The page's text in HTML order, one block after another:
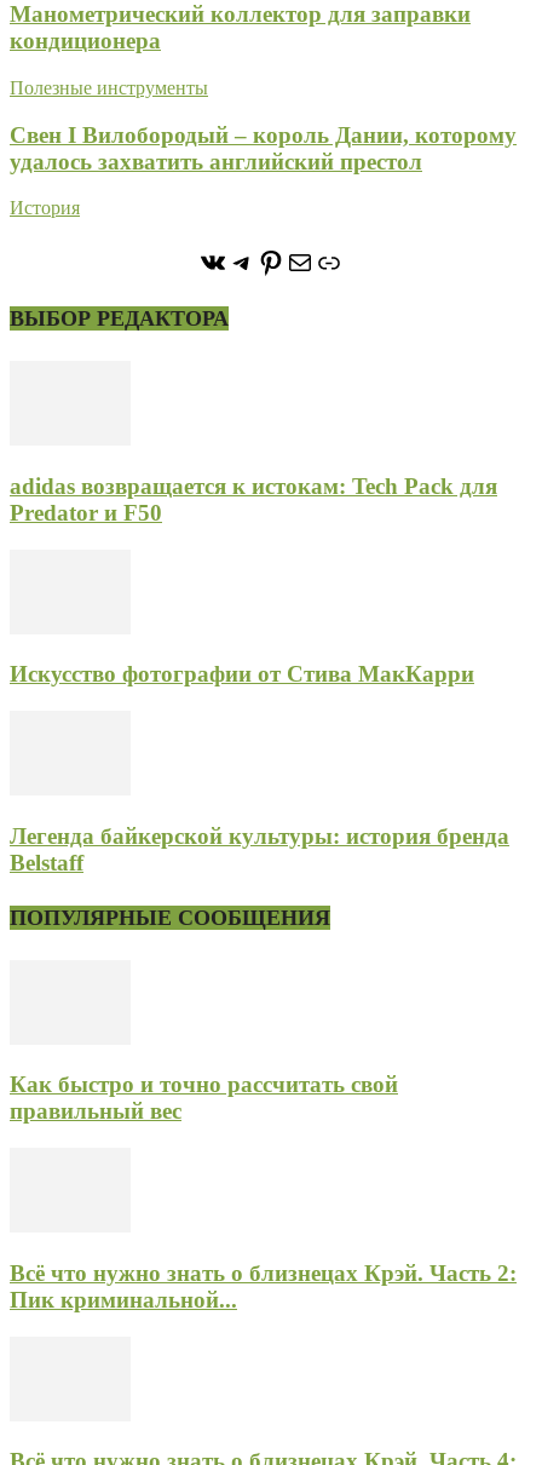
Манометрический коллектор для заправки
кондиционера
Полезные инструменты
Свен I Вилобородый – король Дании, которому
удалось захватить английский престол
История
https://vk.com/
https://t.me/stoneforest
https://
ПочтаСсылка
ВЫБОР РЕДАКТОРА
adidas возвращается к истокам: Tech Pack для
Predator и F50
Искусство фотографии от Стива МакКарри
Легенда байкерской культуры: история бренда
Belstaff
ПОПУЛЯРНЫЕ СООБЩЕНИЯ
Как быстро и точно рассчитать свой
правильный вес
Всё что нужно знать о близнецах Крэй. Часть 2:
Пик криминальной...